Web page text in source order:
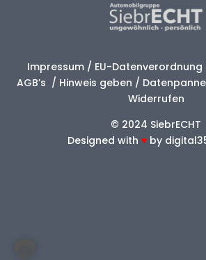
Impressum / EU-Datenverordnung
AGB’s / Hinweis geben /
Widerrufen
© 2024 SiebrECHT
Designed with ♥ by